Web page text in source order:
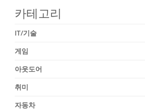
카테고리
IT/기술
게임
아웃도어
취미
자동차